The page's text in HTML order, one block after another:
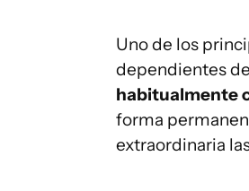
Uno de los
dependientes
habitualmente
forma
extraordinaria